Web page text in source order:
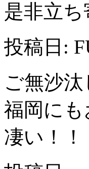
是非立
投稿日:
ご無沙汰
福岡に
凄い！！